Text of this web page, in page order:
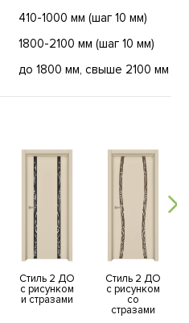
410-1000 мм (шаг 10 мм)
1800-2100 мм (шаг 10 мм)
до 1800 мм, свыше 2100 мм
Стиль 2 ДО
с рисунком
и стразами
Стиль 2 ДО
с рисунком
со
стразами